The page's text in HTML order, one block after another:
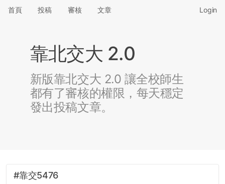
首頁 投稿 審核 文章 Login
靠北交大 2.0
新版靠北交大 2.0 讓全校師生
都有了審核的權限，每天穩定
發出投稿文章。
#靠交5476